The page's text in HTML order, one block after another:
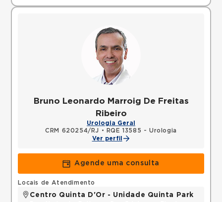
Bruno Leonardo Marroig De Freitas
Ribeiro
Urologia Geral
CRM 620254/RJ •
RQE 13585 - Urologia
Ver perfil
Agende uma consulta
Locais de Atendimento
Centro Quinta D'Or - Unidade Quinta Park